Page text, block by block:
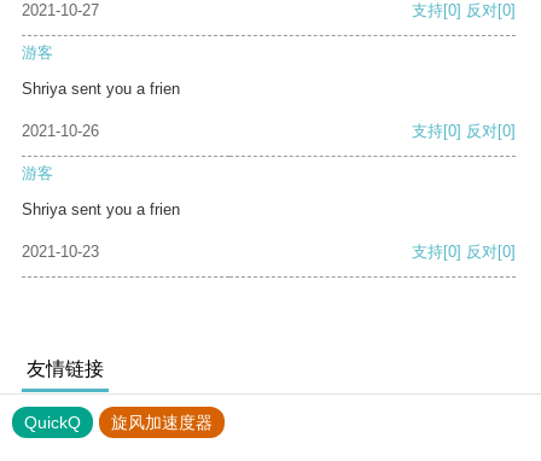
2021-10-27 支持[0] 反对[0]
游客
Shriya sent you a frien
2021-10-26 支持[0] 反对[0]
游客
Shriya sent you a frien
2021-10-23 支持[0] 反对[0]
友情链接
QuickQ 旋风加速度器